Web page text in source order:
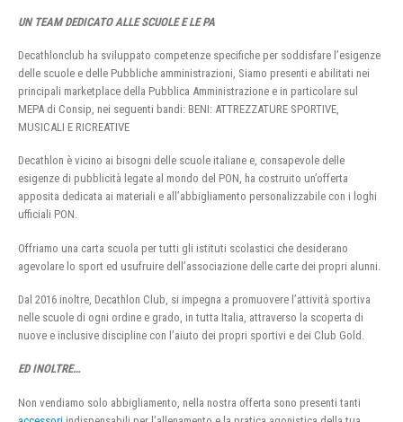
UN TEAM DEDICATO ALLE SCUOLE E LE PA
Decathlonclub ha sviluppato competenze specifiche per soddisfare l’esigenze
delle scuole e delle Pubbliche amministrazioni, Siamo presenti e abilitati nei
principali marketplace della Pubblica Amministrazione e in particolare sul
MEPA di Consip, nei seguenti bandi: BENI: ATTREZZATURE SPORTIVE,
MUSICALI E RICREATIVE
Decathlon è vicino ai bisogni delle scuole italiane e, consapevole delle
esigenze di pubblicità legate al mondo del PON, ha costruito un’offerta
apposita dedicata ai materiali e all’abbigliamento personalizzabile con i loghi
ufficiali PON.
Offriamo una carta scuola per tutti gli istituti scolastici che desiderano
agevolare lo sport ed usufruire dell’associazione delle carte dei propri alunni.
Dal 2016 inoltre, Decathlon Club, si impegna a promuovere l’attività sportiva
nelle scuole di ogni ordine e grado, in tutta Italia, attraverso la scoperta di
nuove e inclusive discipline con l’aiuto dei propri sportivi e dei Club Gold.
ED INOLTRE…
Non vendiamo solo abbigliamento, nella nostra offerta sono presenti tanti